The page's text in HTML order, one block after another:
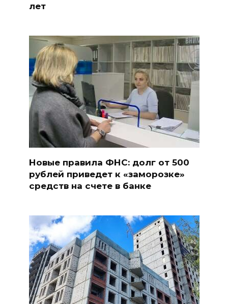
лет
Новые правила ФНС: долг от 500
рублей приведет к «заморозке»
средств на счете в банке